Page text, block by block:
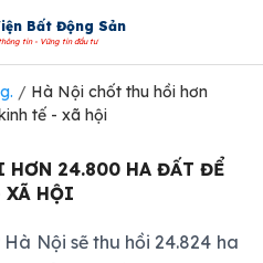
Bất Động Sản
tin - Vững tin đầu tư
/ Hà Nội chốt thu hồi hơn
tế - xã hội
HƠN 24.800 HA ĐẤT ĐỂ
XÃ HỘI
Nội sẽ thu hồi 24.824 ha